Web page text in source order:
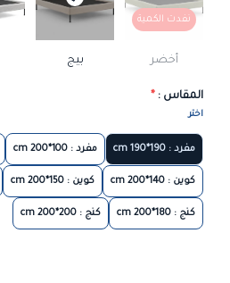
نفدت الكمية
أخضر بيج
المقاس : *
اختر
مفرد : 190*190 cm مفرد : 100*200 cm
كوين : 140*200 cm كوين : 150*200 cm
كنج : 180*200 cm كنج : 200*200 cm